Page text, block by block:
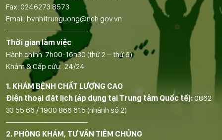
Fax: 0246273 8573
Email: bvnhitrunguong@nch.gov.vn
——————————-
Thời gian làm việc:
Hành chính: 7h00-16h30 (thứ 2 – thứ 6)
Khám & Cấp cứu: 24/24
1. KHÁM BỆNH CHẤT LƯỢNG CAO
Điện thoại đặt lịch (áp dụng tại Trung tâm Quốc tế):0862
33 55 66 / 1900 866 615 (nhánh số 2)
——————————-
2. PHÒNG KHÁM, TƯ VẤN TIÊM CHỦNG